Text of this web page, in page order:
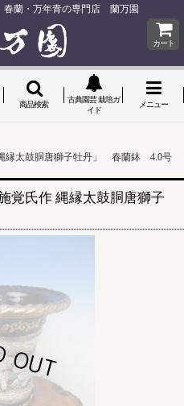
春蘭・万年青の専門店 蘭万園
カート
商品検索
古典園芸 栽培ガ
イド
メニュー
太鼓胴唐獅子牡丹」 春蘭鉢 4.0号
氏作 縄縁太鼓胴唐獅子